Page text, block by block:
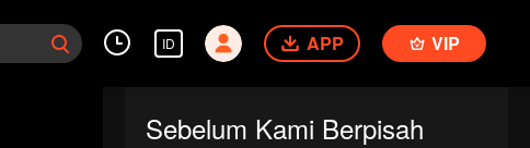
ID APP VIP
Sebelum Kami Berpisah